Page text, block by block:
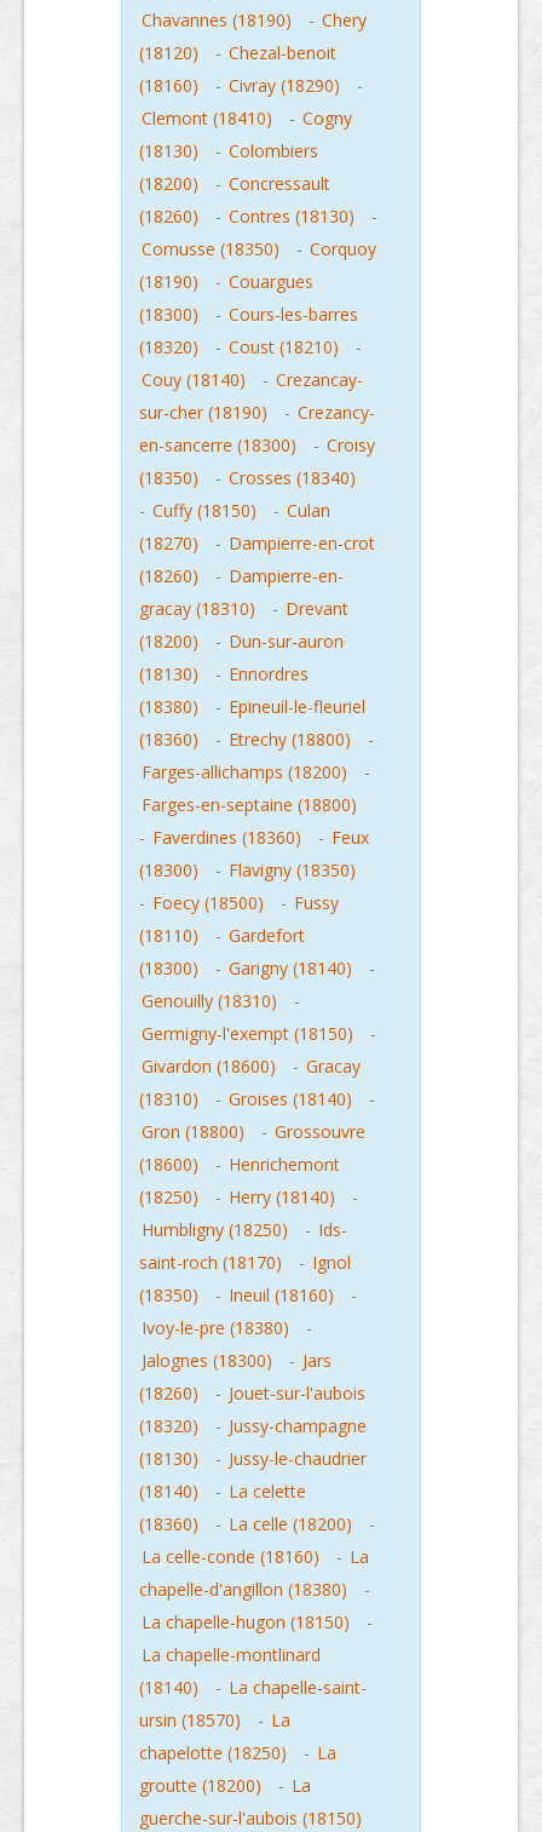
Chavannes (18190)
- Chery
(18120)
- Chezal-benoit
(18160)
- Civray (18290)
-
Clemont (18410)
- Cogny
(18130)
- Colombiers
(18200)
- Concressault
(18260)
- Contres (18130)
-
Cornusse (18350)
- Corquoy
(18190)
- Couargues
(18300)
- Cours-les-barres
(18320)
- Coust (18210)
-
Couy (18140)
- Crezancay-
sur-cher (18190)
- Crezancy-
en-sancerre (18300)
- Croisy
(18350)
- Crosses (18340)
- Cuffy (18150) - Culan
(18270)
- Dampierre-en-crot
(18260)
- Dampierre-en-
gracay (18310)
- Drevant
(18200)
- Dun-sur-auron
(18130)
- Ennordres
(18380)
- Epineuil-le-fleuriel
(18360)
- Etrechy (18800)
-
Farges-allichamps (18200)
-
Farges-en-septaine (18800)
- Faverdines (18360) - Feux
(18300)
- Flavigny (18350)
- Foecy (18500) - Fussy
(18110)
- Gardefort
(18300)
- Garigny (18140)
-
Genouilly (18310)
-
Germigny-l'exempt (18150)
-
Givardon (18600)
- Gracay
(18310)
- Groises (18140)
-
Gron (18800)
- Grossouvre
(18600)
- Henrichemont
(18250)
- Herry (18140)
-
Humbligny (18250)
- Ids-
saint-roch (18170)
- Ignol
(18350)
- Ineuil (18160)
-
Ivoy-le-pre (18380)
-
Jalognes (18300)
- Jars
(18260)
- Jouet-sur-l'aubois
(18320)
- Jussy-champagne
(18130)
- Jussy-le-chaudrier
(18140)
- La celette
(18360)
- La celle (18200)
-
La celle-conde (18160)
- La
chapelle-d'angillon (18380)
-
La chapelle-hugon (18150)
-
La chapelle-montlinard
(18140)
- La chapelle-saint-
ursin (18570)
- La
chapelotte (18250)
- La
groutte (18200)
- La
guerche-sur-l'aubois (18150)